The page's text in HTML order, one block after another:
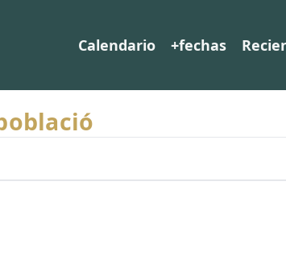
Calendario +fechas